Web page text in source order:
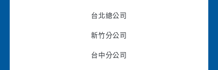
台北總公司
新竹分公司
台中分公司